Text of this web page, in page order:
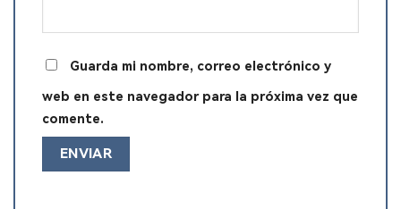
Guarda mi nombre, correo electrónico y
web en este navegador para la próxima vez que
comente.